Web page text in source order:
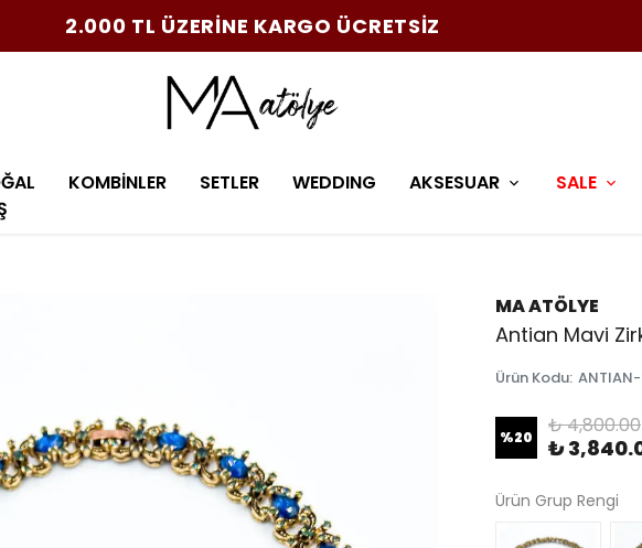
2.000 TL ÜZERİNE KARGO ÜCRETSİZ
KOMBİNLER SETLER WEDDING AKSESUAR SALE
MA ATÖLYE
Antian Mavi
Ürün Kodu:
%20 ₺ 4,800.00
₺
Ürün Grup Rengi